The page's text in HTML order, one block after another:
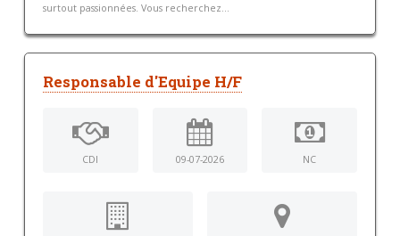
surtout passionnées. Vous recherchez...
Responsable d'Equipe H/F
CDI 09-07-2026 NC